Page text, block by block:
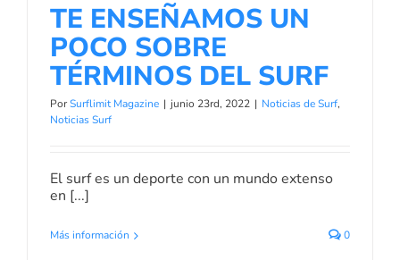
TE ENSEÑAMOS UN
POCO SOBRE
TÉRMINOS DEL SURF
PorSurflimit Magazine | junio 23rd, 2022 | Noticias de Surf,
Noticias Surf
El surf es un deporte con un mundo extenso
en [...]
Más información 0